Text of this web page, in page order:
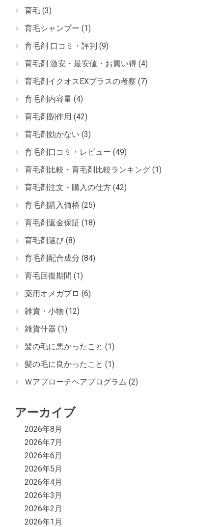
育毛 (3)
育毛シャンプー (1)
育毛剤 口コミ・評判 (9)
育毛剤 激安・最安値・お買い得 (4)
育毛剤イクオスEXプラスの考察 (7)
育毛剤内容量 (4)
育毛剤副作用 (42)
育毛剤効かない (3)
育毛剤口コミ・レビュー (49)
育毛剤比較・育毛剤比較ランキング (1)
育毛剤注文・購入の仕方 (42)
育毛剤購入価格 (25)
育毛剤返金保証 (18)
育毛剤選び (8)
育毛剤配合成分 (84)
育毛回復期間 (1)
薬用オメガプロ (6)
雑貨・小物 (12)
雑貨什器 (1)
髪の毛に悪かったこと (1)
髪の毛に良かったこと (1)
Ｗアプローチヘアプログラム (2)
アーカイブ
2026年8月
2026年7月
2026年6月
2026年5月
2026年4月
2026年3月
2026年2月
2026年1月